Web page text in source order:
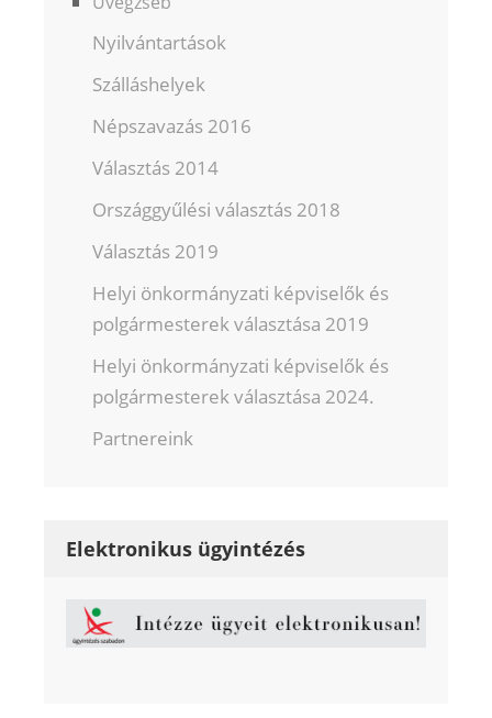
Nyilvántartások
Szálláshelyek
Népszavazás 2016
Választás 2014
Országgyűlési választás 2018
Választás 2019
Helyi önkormányzati képviselők és
polgármesterek választása 2019
Helyi önkormányzati képviselők és
polgármesterek választása 2024.
Partnereink
Elektronikus ügyintézés